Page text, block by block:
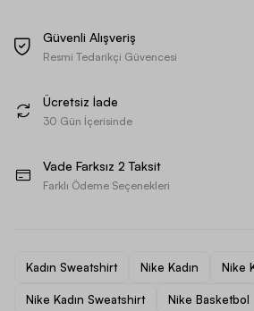
Güvenli Alışveriş
Resmi Tedarikçi Güvencesi
Ücretsiz İade
30 Gün İçerisinde
Vade Farksız 2 Taksit
Farklı Ödeme Seçenekleri
Kadın Sweatshirt Nike Kadın Nike
Nike Kadın Sweatshirt Nike Basketbol